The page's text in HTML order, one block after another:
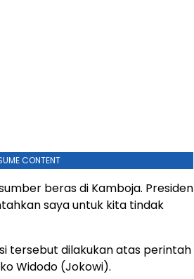
CONTENT
beras di Kamboja. Presiden
saya untuk kita tindak
tersebut dilakukan atas perintah
Widodo (Jokowi).